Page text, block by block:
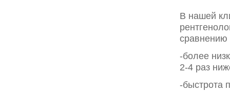
В нашей
сравнению
-более
2-4 раз
-быстрота